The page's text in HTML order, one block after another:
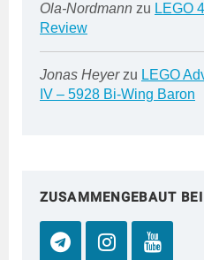
Ola-Nordmann zu LEGO
Review
Jonas Heyerzu LEGO
IV – 5928 Bi-Wing Baron
ZUSAMMENGEBAUT